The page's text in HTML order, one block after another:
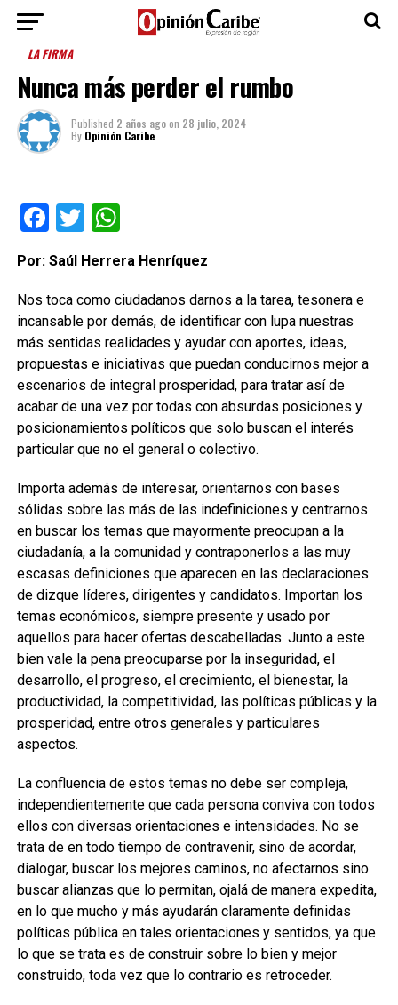
LA FIRMA
Nunca más perder el rumbo
Published 2 años agoon 28 julio, 2024
By Opinión Caribe
Facebook
TwitterWhatsApp
Por: Saúl Herrera Henríquez
Nos toca como ciudadanos darnos a la tarea, tesonera e
incansable por demás, de identificar con lupa nuestras
más sentidas realidades y ayudar con aportes, ideas,
propuestas e iniciativas que puedan conducirnos mejor a
escenarios de integral prosperidad, para tratar así de
acabar de una vez por todas con absurdas posiciones y
posicionamientos políticos que solo buscan el interés
particular que no el general o colectivo.
Importa además de interesar, orientarnos con bases
sólidas sobre las más de las indefiniciones y centrarnos
en buscar los temas que mayormente preocupan a la
ciudadanía, a la comunidad y contraponerlos a las muy
escasas definiciones que aparecen en las declaraciones
de dizque líderes, dirigentes y candidatos. Importan los
temas económicos, siempre presente y usado por
aquellos para hacer ofertas descabelladas. Junto a este
bien vale la pena preocuparse por la inseguridad, el
desarrollo, el progreso, el crecimiento, el bienestar, la
productividad, la competitividad, las políticas públicas y la
prosperidad, entre otros generales y particulares
aspectos.
La confluencia de estos temas no debe ser compleja,
independientemente que cada persona conviva con todos
ellos con diversas orientaciones e intensidades. No se
trata de en todo tiempo de contravenir, sino de acordar,
dialogar, buscar los mejores caminos, no afectarnos sino
buscar alianzas que lo permitan, ojalá de manera expedita,
en lo que mucho y más ayudarán claramente definidas
políticas pública en tales orientaciones y sentidos, ya que
lo que se trata es de construir sobre lo bien y mejor
construido, toda vez que lo contrario es retroceder.